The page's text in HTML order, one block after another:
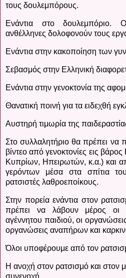
τους δουλεμπόρους.
Ενάντια στο δουλεμπόριο.
ανθέλληνες δολοφονούν τους
Ενάντια στην κακοποίηση των
Σεβασμός στην Ελληνική
Ενάντια στην γενοκτονία της
Θανατική ποινή για τα ειδεχθή
Αυστηρή τιμωρία της
Στο συλλαλητήριο θα πρέπει να
βίντεο από γενοκτονίες εις
Κυπρίων, Ηπειρωτών, κ.α.) και
γερόντων μέσα στα σπίτια
ρατσιστές λαθροεποίκους.
Στην πορεία ενάντια στον
πρέπει να λάβουν μέρος οι
αγέννητου παιδιού, οι
οργανώσεις αναπήρων και
Όλοι υποφέρουμε από τον
Η ανοχή στον ρατσισμό και στον
συνενοχή.